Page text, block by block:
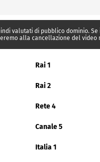
valutati di pubblico dominio.
alla cancellazione del video
Rai 1
Rai 2
Rete 4
Canale 5
Italia 1